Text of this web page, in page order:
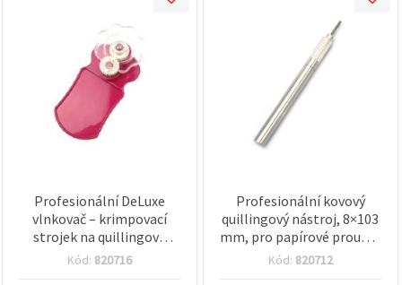
Profesionální DeLuxe
vlnkovač – krimpovací
strojek na quillingové
proužky do 10 mm, EM
Kód: 820716
Profesionální kovový
quillingový nástroj, 8×103
mm, pro papírové proužky
do 6 mm
Kód: 820712